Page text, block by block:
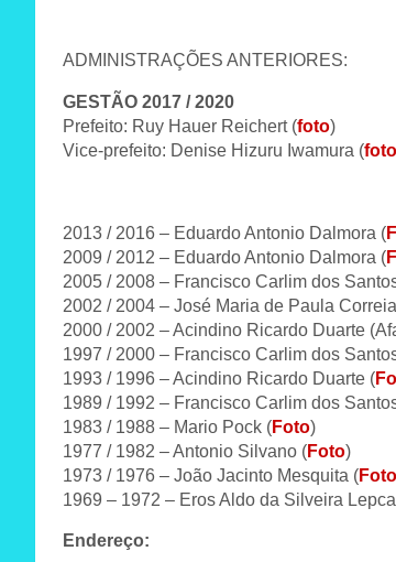
ADMINISTRAÇÕES ANTERIORES:
GESTÃO 2017 / 2020
Prefeito: Ruy Hauer Reichert (foto)
Vice-prefeito: Denise Hizuru Iwamura (foto
2013 / 2016 – Eduardo Antonio Dalmora (
2009 / 2012 – Eduardo Antonio Dalmora (
2005 / 2008 – Francisco Carlim dos
2002 / 2004 – José Maria de Paula
2000 / 2002 – Acindino Ricardo Duarte
1997 / 2000 – Francisco Carlim dos
1993 / 1996 – Acindino Ricardo Duarte (
1989 / 1992 – Francisco Carlim dos
1983 / 1988 – Mario Pock (Foto)
1977 / 1982 – Antonio Silvano (Foto)
1973 / 1976 – João Jacinto Mesquita (Foto
1969 – 1972 – Eros Aldo da Silveira
Endereço: